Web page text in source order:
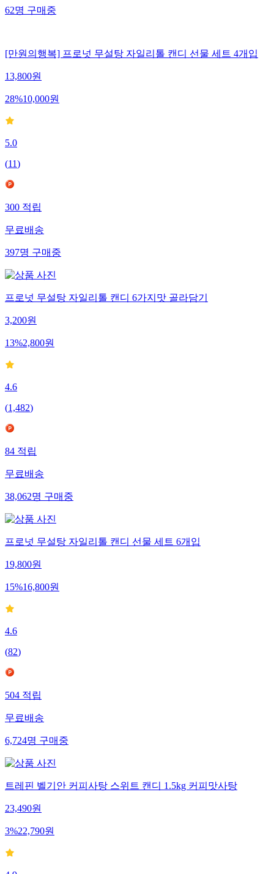
62명구매중
[만원의행복] 프로넛 무설탕 자일리톨 캔디 선물 세트 4개입
13,800원
28%10,000원
5.0
(11)
300적립
무료배송
397명구매중
프로넛 무설탕 자일리톨 캔디 6가지맛 골라담기
3,200원
13%2,800원
4.6
(1,482)
84적립
무료배송
38,062명구매중
프로넛 무설탕 자일리톨 캔디 선물 세트 6개입
19,800원
15%16,800원
4.6
(82)
504적립
무료배송
6,724명구매중
트레핀 벨기안 커피사탕 스위트 캔디 1.5kg 커피맛사탕
23,490원
3%22,790원